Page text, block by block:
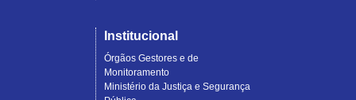
Institucional
Órgãos Gestores e de
Monitoramento
Ministério da Justiça e Segurança